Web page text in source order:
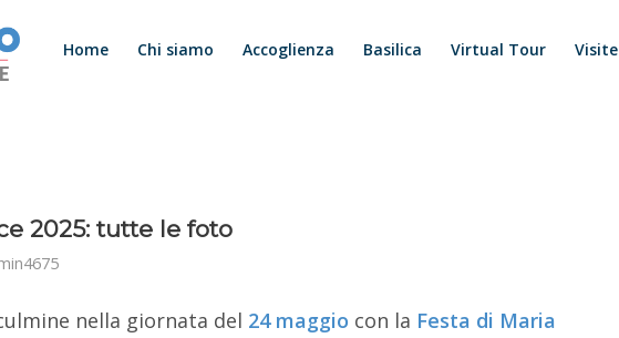
Home Chi siamo Accoglienza Basilica Virtual Tour Visite
2025: tutte le foto
nella giornata del 24 maggio con la Festa di Maria